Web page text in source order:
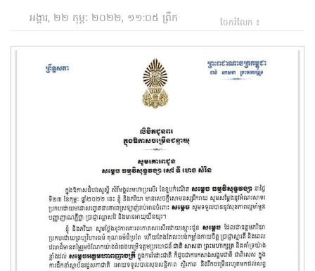
អង្គារ, ២២ កុម្ភៈ ២០២២, ១១:០៥ ព្រឹក ចែករំលែក ៖